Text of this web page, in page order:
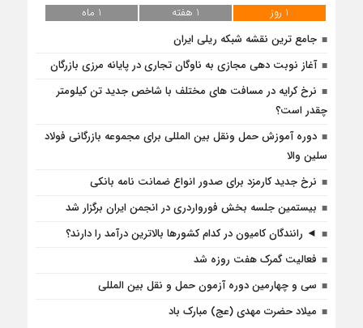
1 روز 1 هفته
1 ماه
جامع ترین نقشه شبکه ریلی ایران
آغاز نوبت دهی مجازی به ناوگان تجاری در پایانه مرزی بازرگان
نرخ کرایه در مسافت‌ های مختلف با شاخص جدید تن کیلومتر
چقدر است؟
دوره آموزش حمل ونقل بین المللی برای مجموعه بازرگانی فولاد
سلین والا
نرخ جدید کارمزد برای صدور انواع ضمانت نامه بانکی
بیستمین جلسه بخش فورواردری در انجمن ایران برگزار شد
◄ رانندگان کامیون در کدام کشورها بالاترین درآمد را دارند؟
فعالیت گمرک هفت روزه شد
سی و چهارمین دوره آزمون حمل و نقل بین المللی
میلاد حضرت مهدی (عج) مبارک باد